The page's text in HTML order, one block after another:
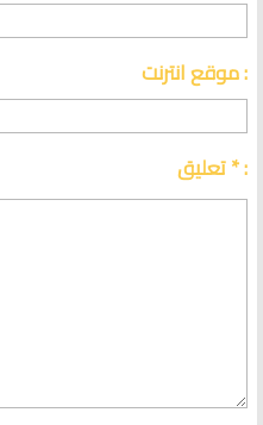
موقع انترنت :
تعليق * :